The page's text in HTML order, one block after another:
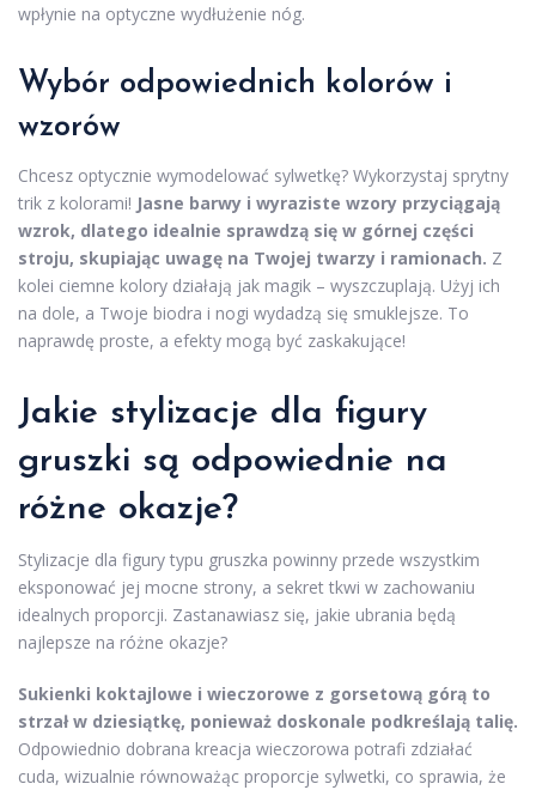
wpłynie na optyczne wydłużenie nóg.
Wybór odpowiednich kolorów i
wzorów
Chcesz optycznie wymodelować sylwetkę? Wykorzystaj sprytny
trik z kolorami! Jasne barwy i wyraziste wzory przyciągają
wzrok, dlatego idealnie sprawdzą się w górnej części
stroju, skupiając uwagę na Twojej twarzy i ramionach. Z
kolei ciemne kolory działają jak magik – wyszczuplają. Użyj ich
na dole, a Twoje biodra i nogi wydadzą się smuklejsze. To
naprawdę proste, a efekty mogą być zaskakujące!
Jakie stylizacje dla figury
gruszki są odpowiednie na
różne okazje?
Stylizacje dla figury typu gruszka powinny przede wszystkim
eksponować jej mocne strony, a sekret tkwi w zachowaniu
idealnych proporcji. Zastanawiasz się, jakie ubrania będą
najlepsze na różne okazje?
Sukienki koktajlowe i wieczorowe z gorsetową górą to
strzał w dziesiątkę, ponieważ doskonale podkreślają talię.
Odpowiednio dobrana kreacja wieczorowa potrafi zdziałać
cuda, wizualnie równoważąc proporcje sylwetki, co sprawia, że